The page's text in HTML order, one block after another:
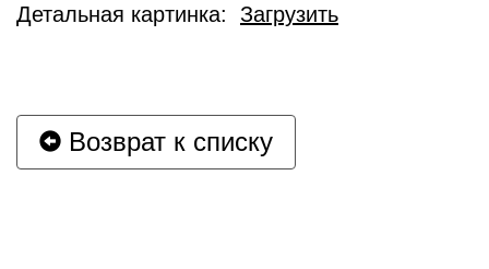
Детальная картинка: Загрузить
Возврат к списку